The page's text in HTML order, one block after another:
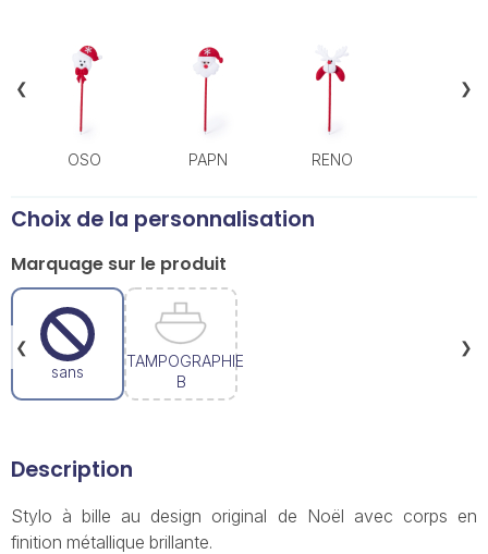
OSO PAPN RENO
❯
❮
Choix de la personnalisation
Marquage sur le produit
sans
TAMPOGRAPHIE
B
❯
❮
Description
Stylo à bille au design original de Noël avec corps en
finition métallique brillante.